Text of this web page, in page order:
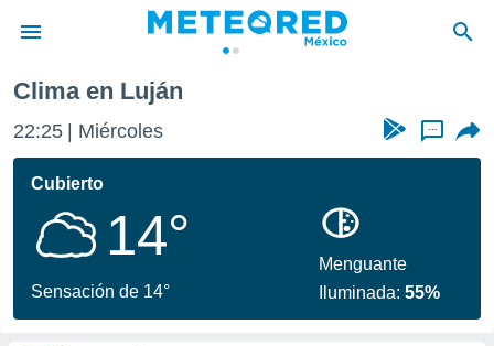
de
ha sido
que se
calidad.
a este
las
Clima en Luján
22:25 Miércoles ...
Cubierto
14°
Sensación de 14°
Menguante
Iluminada:55%